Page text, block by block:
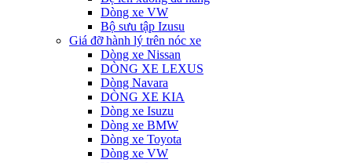
Dòng xe VW
Bộ sưu tập Izusu
Giá đỡ hành lý trên nóc xe
Dòng xe Nissan
DÒNG XE LEXUS
Dòng Navara
DÒNG XE KIA
Dòng xe Isuzu
Dòng xe BMW
Dòng xe Toyota
Dòng xe VW